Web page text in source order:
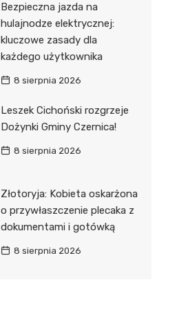
Bezpieczna jazda na
hulajnodze elektrycznej:
kluczowe zasady dla
każdego użytkownika
8 sierpnia 2026
Leszek Cichoński rozgrzeje
Dożynki Gminy Czernica!
8 sierpnia 2026
Złotoryja: Kobieta oskarżona
o przywłaszczenie plecaka z
dokumentami i gotówką
8 sierpnia 2026